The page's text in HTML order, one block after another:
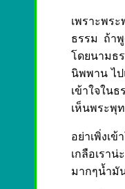
เพราะพร
ธรรม ถ้าพู
โดยนามธ
นิพพาน ไป
เข้าใจใน
เห็นพระพุ
อย่าเพิ่งเ
เกลือเรา
มากๆน้ำมั